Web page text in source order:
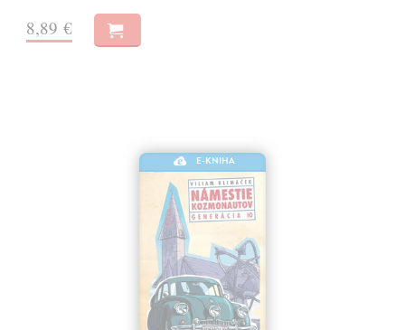
8,89 €
E-KNIHA